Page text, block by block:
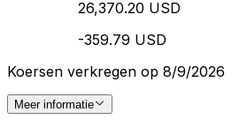
26,370.20 USD
-359.79 USD
Koersen verkregen op 8/9/2026
Meer informatie